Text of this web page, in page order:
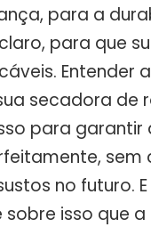
para a
para que
Entender
secadora de
para garantir
sem
no futuro. E
isso que